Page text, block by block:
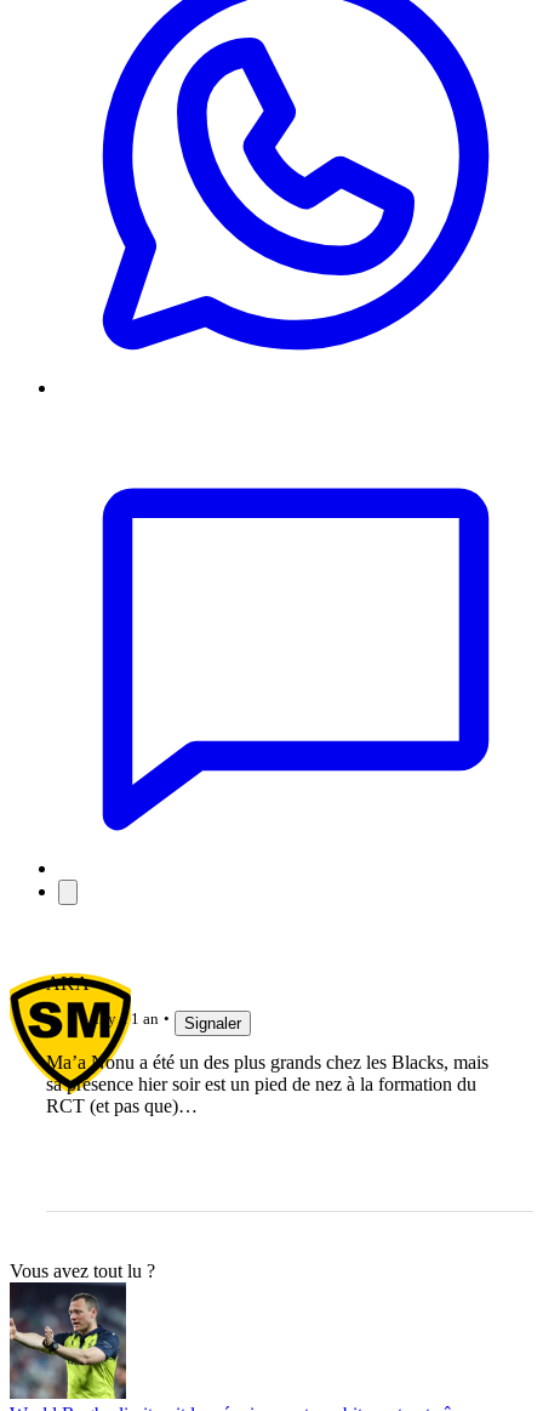
AKA
il y a 1 an Signaler
Ma’a Nonu a été un des plus grands chez les Blacks, mais
sa présence hier soir est un pied de nez à la formation du
RCT (et pas que)…
Vous avez tout lu ?